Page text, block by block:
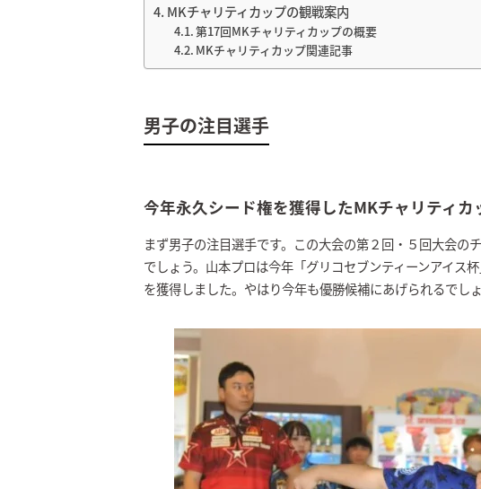
MKチャリティカップの観戦案内
第17回MKチャリティカップの概要
MKチャリティカップ関連記事
男子の注目選手
今年永久シード権を獲得したMKチャリティカ
まず男子の注目選手です。この大会の第２回・５回大会の
でしょう。山本プロは今年「グリコセブンティーンアイス
を獲得しました。やはり今年も優勝候補にあげられるでしょ